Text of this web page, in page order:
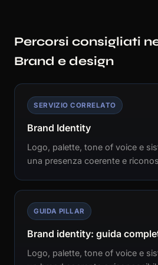
Percorsi consigliati
Brand e design
SERVIZIO CORRELATO
Brand Identity
Logo, palette, tone of voice e
una presenza coerente e
GUIDA PILLAR
Brand identity: guida
Logo, palette, tone of voice e